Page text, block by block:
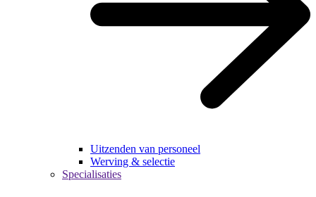
Uitzenden van personeel
Werving & selectie
Specialisaties